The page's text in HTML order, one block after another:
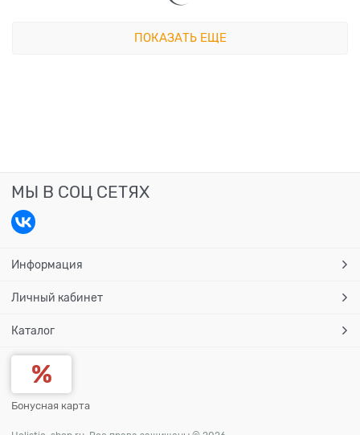
ПОКАЗАТЬ ЕЩЕ
МЫ В СОЦ СЕТЯХ
Информация
Личный кабинет
Каталог
Бонусная карта